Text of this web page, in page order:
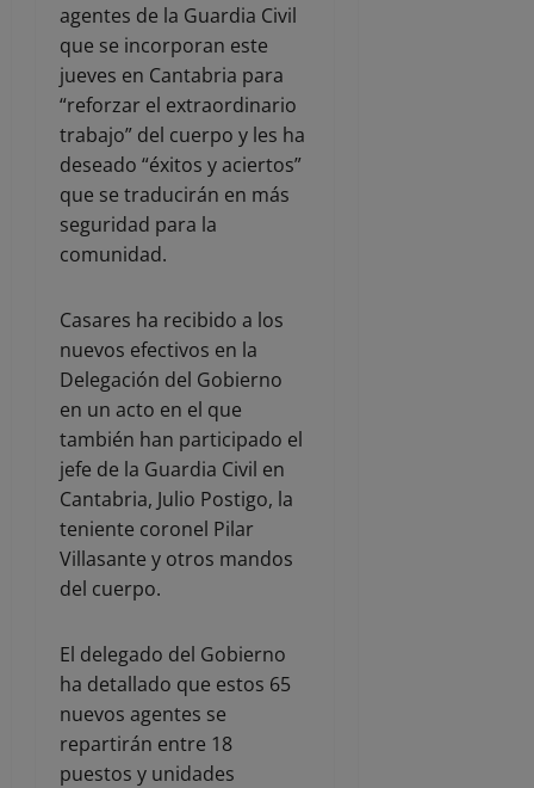
agentes de la Guardia Civil
que se incorporan este
jueves en Cantabria para
“reforzar el extraordinario
trabajo” del cuerpo y les ha
deseado “éxitos y aciertos”
que se traducirán en más
seguridad para la
comunidad.
Casares ha recibido a los
nuevos efectivos en la
Delegación del Gobierno
en un acto en el que
también han participado el
jefe de la Guardia Civil en
Cantabria, Julio Postigo, la
teniente coronel Pilar
Villasante y otros mandos
del cuerpo.
El delegado del Gobierno
ha detallado que estos 65
nuevos agentes se
repartirán entre 18
puestos y unidades